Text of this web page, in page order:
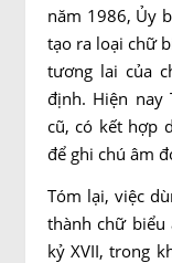
năm 1986, Ủy
tạo ra loại chữ
tương lai của
định. Hiện nay
cũ, có kết hợp
để ghi chú âm
Tóm lại, việc
thành chữ biểu
kỷ XVII, trong